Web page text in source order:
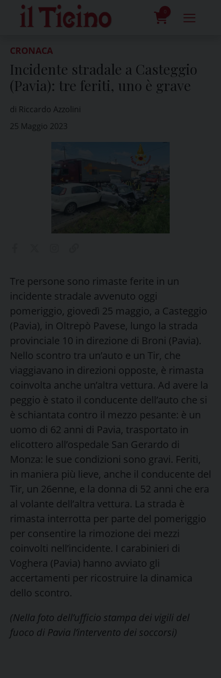
content
0
CRONACA
Incidente stradale a Casteggio
(Pavia): tre feriti, uno è grave
di Riccardo Azzolini
25 Maggio 2023
Tre persone sono rimaste ferite in un
incidente stradale avvenuto oggi
pomeriggio, giovedì 25 maggio, a Casteggio
(Pavia), in Oltrepò Pavese, lungo la strada
provinciale 10 in direzione di Broni (Pavia).
Nello scontro tra un’auto e un Tir, che
viaggiavano in direzioni opposte, è rimasta
coinvolta anche un’altra vettura. Ad avere la
peggio è stato il conducente dell’auto che si
è schiantata contro il mezzo pesante: è un
uomo di 62 anni di Pavia, trasportato in
elicottero all’ospedale San Gerardo di
Monza: le sue condizioni sono gravi. Feriti,
in maniera più lieve, anche il conducente del
Tir, un 26enne, e la donna di 52 anni che era
al volante dell’altra vettura. La strada è
rimasta interrotta per parte del pomeriggio
per consentire la rimozione dei mezzi
coinvolti nell’incidente. I carabinieri di
Voghera (Pavia) hanno avviato gli
accertamenti per ricostruire la dinamica
dello scontro.
(Nella foto dell’ufficio stampa dei vigili del
fuoco di Pavia l’intervento dei soccorsi)